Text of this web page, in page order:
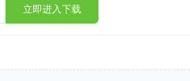
立即进入下载